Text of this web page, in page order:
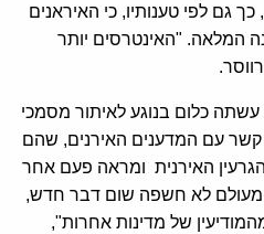
גם לפי טענותיו, כי האיראנים
המלאה. "האינטרסים יותר
עשתה כלום בנוגע לאיתור מסמכי
קשר עם המדענים האירנים, שהם
האירנית ומראה פעם אחר
מעולם לא חשפה שום דבר חדש,
של מדינות אחרות",